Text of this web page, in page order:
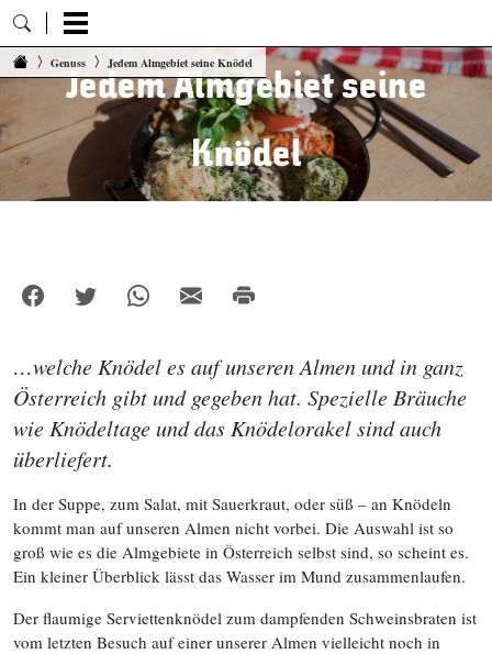
Zum Inhalt springen
Genuss Jedem Almgebiet seine Knödel
Jedem Almgebiet seine
Knödel
…welche Knödel es auf unseren Almen und in ganz
Österreich gibt und gegeben hat. Spezielle Bräuche
wie Knödeltage und das Knödelorakel sind auch
überliefert.
In der Suppe, zum Salat, mit Sauerkraut, oder süß – an Knödeln
kommt man auf unseren Almen nicht vorbei. Die Auswahl ist so
groß wie es die Almgebiete in Österreich selbst sind, so scheint es.
Ein kleiner Überblick lässt das Wasser im Mund zusammenlaufen.
Der flaumige Serviettenknödel zum dampfenden Schweinsbraten ist
vom letzten Besuch auf einer unserer Almen vielleicht noch in